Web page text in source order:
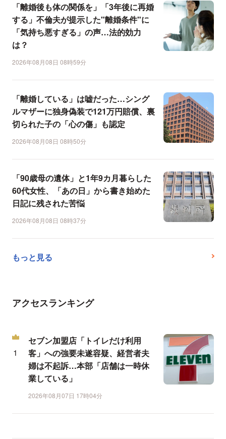
「離婚後も体の関係を」「3年後に再婚
する」不倫夫が提示した"離婚条件"に
「気持ち悪すぎる」の声…法的効力
は？
2026年08月08日 08時59分
「離婚している」は嘘だった…シング
ルマザーに独身偽装で121万円賠償、裏
切られた子の「心の傷」も認定
2026年08月08日 08時50分
「90歳母の遺体」と1年9カ月暮らした
60代女性、「あの日」から書き始めた
日記に残された苦悩
2026年08月08日 08時37分
もっと見る
アクセスランキング
セブン加盟店「トイレだけ利用
客」への強要未遂容疑、経営者夫
婦は不起訴…本部「店舗は一時休
業している」
2026年08月07日 17時04分